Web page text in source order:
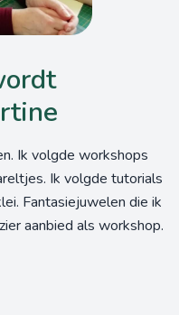
Ik volgde workshops
Ik volgde tutorials
Fantasiejuwelen die ik
aanbied als workshop.